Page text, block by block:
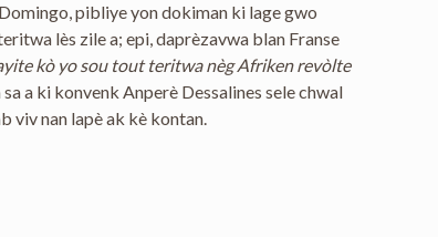
pibliye yon dokiman ki lage gwo
lès zile a; epi, daprèzavwa blan Franse
kò yo sou tout teritwa nèg Afriken revòlte
a ki konvenk Anperè Dessalines sele chwal
viv nan lapè ak kè kontan.